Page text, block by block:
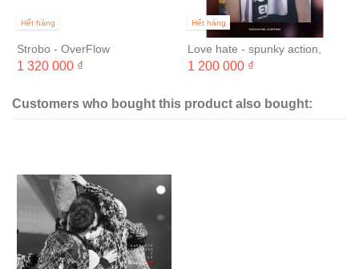
Hết hàng
Strobo - OverFlow
1 320 000 ₫
Hết hàng
Love hate - spunky action,
baby!
1 200 000 ₫
Customers who bought this product also bought: